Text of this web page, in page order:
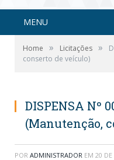
MENU
Home » Licitações »
conserto de veículo)
DISPENSA Nº
(Manutenção,
POR ADMINISTRADOR EM 20